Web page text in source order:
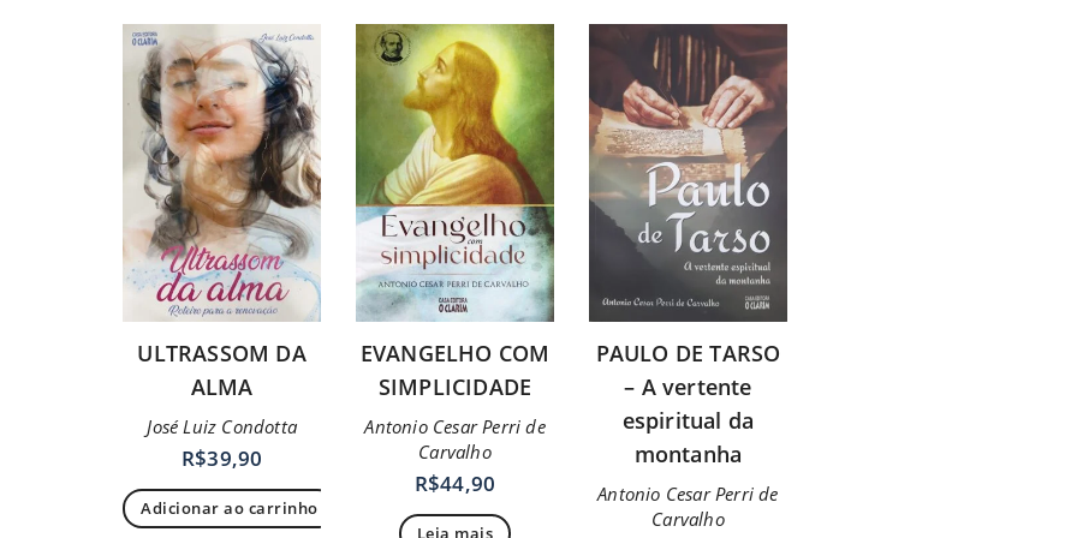
ULTRASSOM DA
ALMA
José Luiz Condotta
R$39,90
Adicionar ao carrinho
EVANGELHO COM
SIMPLICIDADE
Antonio Cesar Perri de
Carvalho
R$44,90
Leia mais
PAULO DE TARSO
– A vertente
espiritual da
montanha
Antonio Cesar Perri de
Carvalho